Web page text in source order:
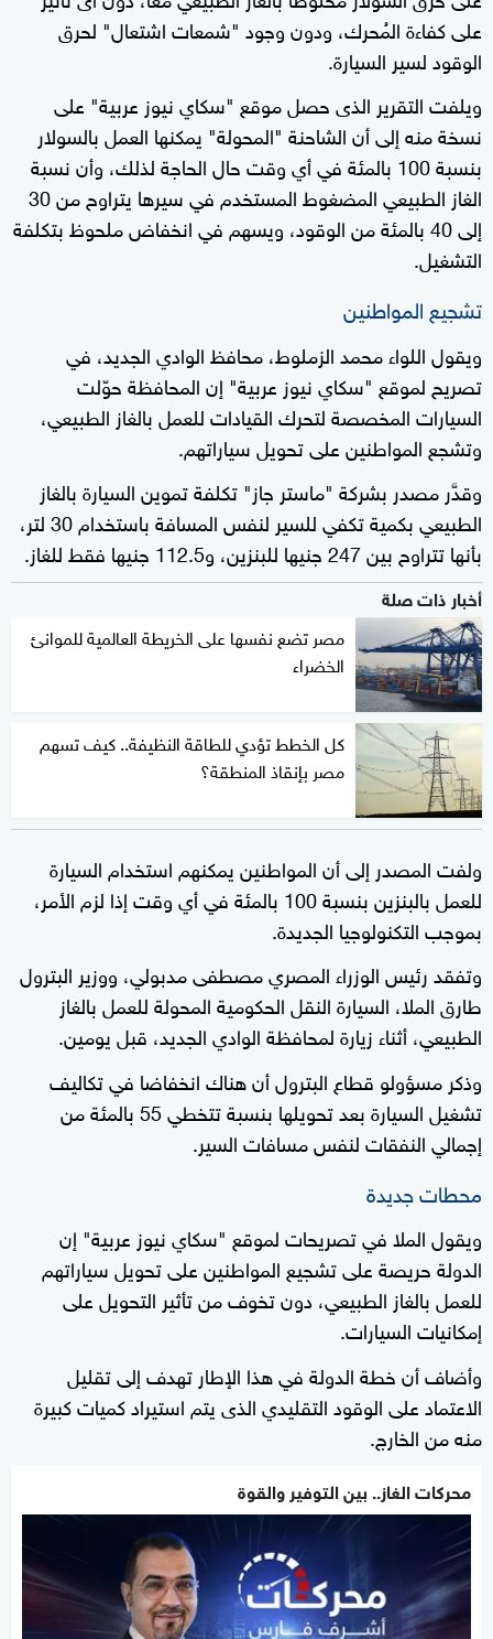
على كفاءة المُحرك، ودون وجود "شمعات اشتعال" لحرق
الوقود لسير السيارة.
ويلفت التقرير الذى حصل موقع "سكاي نيوز عربية" على
نسخة منه إلى أن الشاحنة "المحولة" يمكنها العمل بالسولار
بنسبة 100 بالمئة في أي وقت حال الحاجة لذلك، وأن نسبة
الغاز الطبيعي المضغوط المستخدم في سيرها يتراوح من 30
إلى 40 بالمئة من الوقود، ويسهم في انخفاض ملحوظ بتكلفة
التشغيل.
تشجيع المواطنين
ويقول اللواء محمد الزملوط، محافظ الوادي الجديد، في
تصريح لموقع "سكاي نيوز عربية" إن المحافظة حوّلت
السيارات المخصصة لتحرك القيادات للعمل بالغاز الطبيعي،
وتشجع المواطنين على تحويل سياراتهم.
وقدَّر مصدر بشركة "ماستر جاز" تكلفة تموين السيارة بالغاز
الطبيعي بكمية تكفي للسير لنفس المسافة باستخدام 30 لتر،
بأنها تتراوح بين 247 جنيها للبنزين، و112.5 جنيها فقط للغاز.
أخبار ذات صلة
مصر تضع نفسها على الخريطة العالمية للموانئ
الخضراء
كل الخطط تؤدي للطاقة النظيفة.. كيف تسهم
مصر بإنقاذ المنطقة؟
ولفت المصدر إلى أن المواطنين يمكنهم استخدام السيارة
للعمل بالبنزين بنسبة 100 بالمئة في أي وقت إذا لزم الأمر،
بموجب التكنولوجيا الجديدة.
وتفقد رئيس الوزراء المصري مصطفى مدبولي، ووزير البترول
طارق الملا، السيارة النقل الحكومية المحولة للعمل بالغاز
الطبيعي، أثناء زيارة لمحافظة الوادي الجديد، قبل يومين.
وذكر مسؤولو قطاع البترول أن هناك انخفاضا في تكاليف
تشغيل السيارة بعد تحويلها بنسبة تتخطي 55 بالمئة من
إجمالي النفقات لنفس مسافات السير.
محطات جديدة
ويقول الملا في تصريحات لموقع "سكاي نيوز عربية" إن
الدولة حريصة على تشجيع المواطنين على تحويل سياراتهم
للعمل بالغاز الطبيعي، دون تخوف من تأثير التحويل على
إمكانيات السيارات.
وأضاف أن خطة الدولة في هذا الإطار تهدف إلى تقليل
الاعتماد على الوقود التقليدي الذى يتم استيراد كميات كبيرة
منه من الخارج.
محركات الغاز.. بين التوفير والقوة